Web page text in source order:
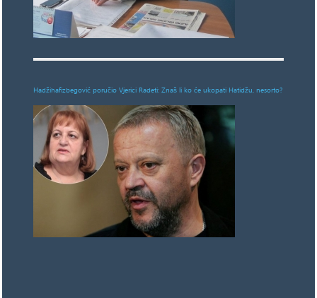
Hadžihafizbegović poručio Vjerici Radeti: Znaš li ko će ukopati Hatidžu, nesorto?